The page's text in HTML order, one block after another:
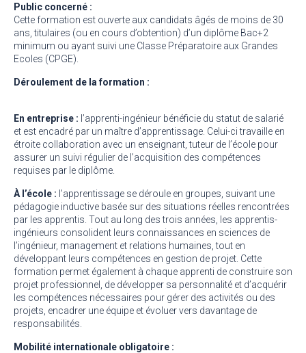
Public concerné :
Cette formation est ouverte aux candidats âgés de moins de 30
ans, titulaires (ou en cours d’obtention) d’un diplôme Bac+2
minimum ou ayant suivi une Classe Préparatoire aux Grandes
Ecoles (CPGE).
Déroulement de la formation :
En entreprise : l’apprenti-ingénieur bénéficie du statut de salarié
et est encadré par un maître d’apprentissage. Celui-ci travaille en
étroite collaboration avec un enseignant, tuteur de l’école pour
assurer un suivi régulier de l’acquisition des compétences
requises par le diplôme.
À l’école : l’apprentissage se déroule en groupes, suivant une
pédagogie inductive basée sur des situations réelles rencontrées
par les apprentis. Tout au long des trois années, les apprentis-
ingénieurs consolident leurs connaissances en sciences de
l’ingénieur, management et relations humaines, tout en
développant leurs compétences en gestion de projet. Cette
formation permet également à chaque apprenti de construire son
projet professionnel, de développer sa personnalité et d’acquérir
les compétences nécessaires pour gérer des activités ou des
projets, encadrer une équipe et évoluer vers davantage de
responsabilités.
Mobilité internationale obligatoire :